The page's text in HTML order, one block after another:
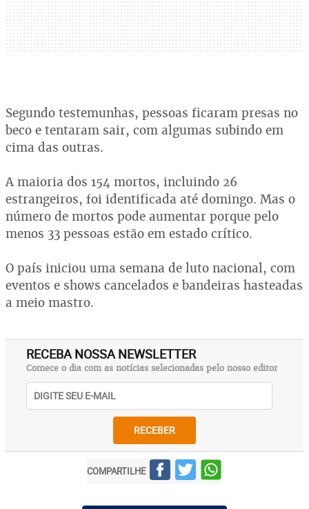
Segundo testemunhas, pessoas ficaram presas no
beco e tentaram sair, com algumas subindo em
cima das outras.
A maioria dos 154 mortos, incluindo 26
estrangeiros, foi identificada até domingo. Mas o
número de mortos pode aumentar porque pelo
menos 33 pessoas estão em estado crítico.
O país iniciou uma semana de luto nacional, com
eventos e shows cancelados e bandeiras hasteadas
a meio mastro.
RECEBA NOSSA NEWSLETTER
Comece o dia com as notícias selecionadas pelo nosso editor
RECEBER
COMPARTILHE